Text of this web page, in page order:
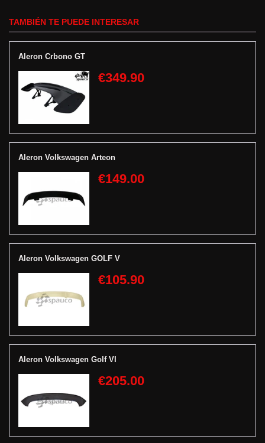
TAMBIÉN TE PUEDE INTERESAR
Aleron Crbono GT
€349.90
Aleron Volkswagen Arteon
€149.00
Aleron Volkswagen GOLF V
€105.90
Aleron Volkswagen Golf VI
€205.00